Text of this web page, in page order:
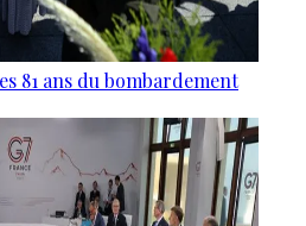
81 ans du bombardement